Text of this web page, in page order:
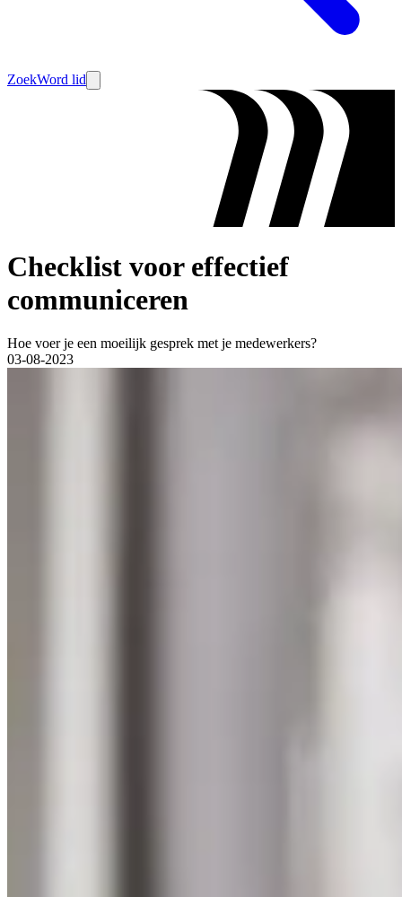
ZoekWord lid
Checklist voor effectief
communiceren
Hoe voer je een moeilijk gesprek met je medewerkers?
03-08-2023